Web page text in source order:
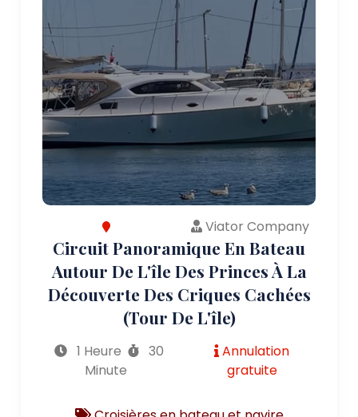
Viator Company
Circuit Panoramique En Bateau
Autour De L'île Des Princes À La
Découverte Des Criques Cachées
(tour De L'île)
1 Heure
30
Minute
Annulation
gratuite